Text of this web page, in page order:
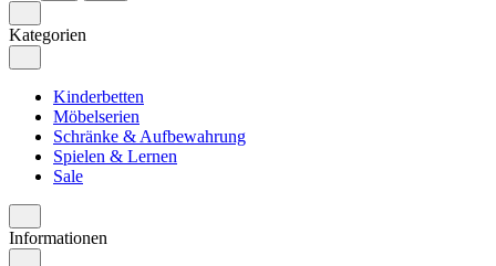
Kategorien
Kinderbetten
Möbelserien
Schränke & Aufbewahrung
Spielen & Lernen
Sale
Informationen